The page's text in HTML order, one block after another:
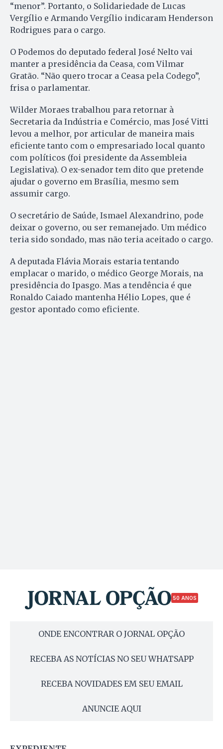
“menor”. Portanto, o Solidariedade de Lucas
Vergílio e Armando Vergílio indicaram Henderson
Rodrigues para o cargo.
O Podemos do deputado federal José Nelto vai
manter a presidência da Ceasa, com Vilmar
Gratão. “Não quero trocar a Ceasa pela Codego”,
frisa o parlamentar.
Wilder Moraes trabalhou para retornar à
Secretaria da Indústria e Comércio, mas José Vitti
levou a melhor, por articular de maneira mais
eficiente tanto com o empresariado local quanto
com políticos (foi presidente da Assembleia
Legislativa). O ex-senador tem dito que pretende
ajudar o governo em Brasília, mesmo sem
assumir cargo.
O secretário de Saúde, Ismael Alexandrino, pode
deixar o governo, ou ser remanejado. Um médico
teria sido sondado, mas não teria aceitado o cargo.
A deputada Flávia Morais estaria tentando
emplacar o marido, o médico George Morais, na
presidência do Ipasgo. Mas a tendência é que
Ronaldo Caiado mantenha Hélio Lopes, que é
gestor apontado como eficiente.
50 ANOS
ONDE ENCONTRAR O JORNAL OPÇÃO
RECEBA AS NOTÍCIAS NO SEU WHATSAPP
RECEBA NOVIDADES EM SEU EMAIL
ANUNCIE AQUI